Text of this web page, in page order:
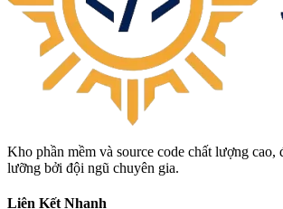
Kho phần mềm và source code chất lượng
lưỡng bởi đội ngũ chuyên gia.
Liên Kết Nhanh